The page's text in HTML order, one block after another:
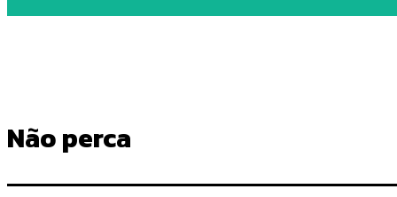
Não perca